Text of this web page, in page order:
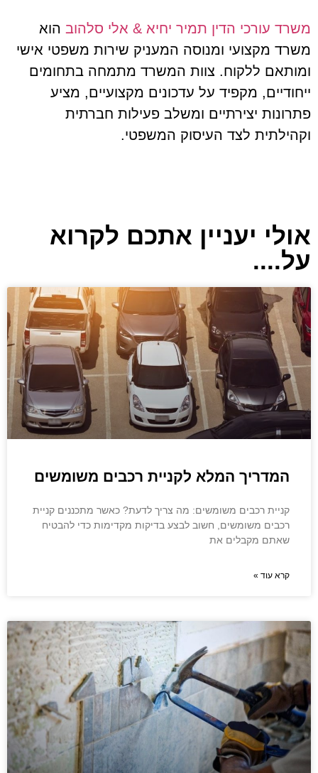
משרד עורכי הדין תמיר יחיא & אלי סלהוב הוא
משרד מקצועי ומנוסה המעניק שירות משפטי אישי
ומותאם ללקוח. צוות המשרד מתמחה בתחומים
ייחודיים, מקפיד על עדכונים מקצועיים, מציע
פתרונות יצירתיים ומשלב פעילות חברתית
וקהילתית לצד העיסוק המשפטי.
אולי יעניין אתכם לקרוא
על....
המדריך המלא לקניית רכבים משומשים
קניית רכבים משומשים: מה צריך לדעת? כאשר מתכננים קניית
רכבים משומשים, חשוב לבצע בדיקות מקדימות כדי להבטיח
שאתם מקבלים את
קרא עוד »